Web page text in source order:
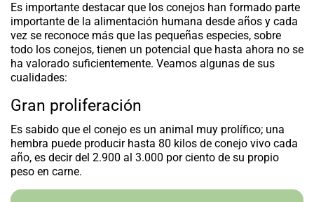
Es importante destacar que los conejos han formado parte
importante de la alimentación humana desde años y cada
vez se reconoce más que las pequeñas especies, sobre
todo los conejos, tienen un potencial que hasta ahora no se
ha valorado suficientemente. Veamos algunas de sus
cualidades:
Gran proliferación
Es sabido que el conejo es un animal muy prolífico; una
hembra puede producir hasta 80 kilos de conejo vivo cada
año, es decir del 2.900 al 3.000 por ciento de su propio
peso en carne.